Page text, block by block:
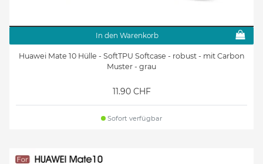
In den Warenkorb
Huawei Mate 10 Hülle - SoftTPU Softcase - robust - mit Carbon
Muster - grau
11.90 CHF
Sofort verfügbar